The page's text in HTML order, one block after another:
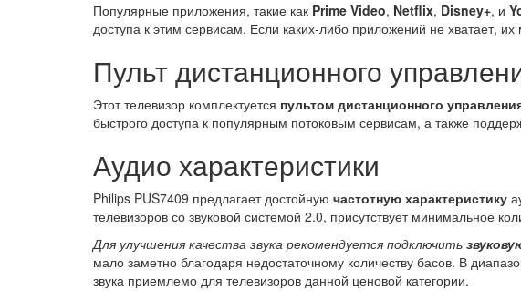
Популярные приложения, такие как Prime Video, Netflix, Disney+, и
доступа к этим сервисам. Если каких-либо приложений не хватает,
Пульт дистанционного
Этот телевизор комплектуется пультом дистанционного
быстрого доступа к популярным потоковым сервисам, а также
Аудио характеристики
Philips PUS7409 предлагает достойную частотную характеристику
телевизоров со звуковой системой 2.0, присутствует минимальное
Для улучшения качества звука рекомендуется подключить
мало заметно благодаря недостаточному количеству басов. В
звука приемлемо для телевизоров данной ценовой категории.